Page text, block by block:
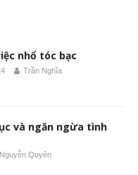
nhổ tóc bạc
Trần Nghĩa
và ngăn ngừa tình
Nguyễn Quyên